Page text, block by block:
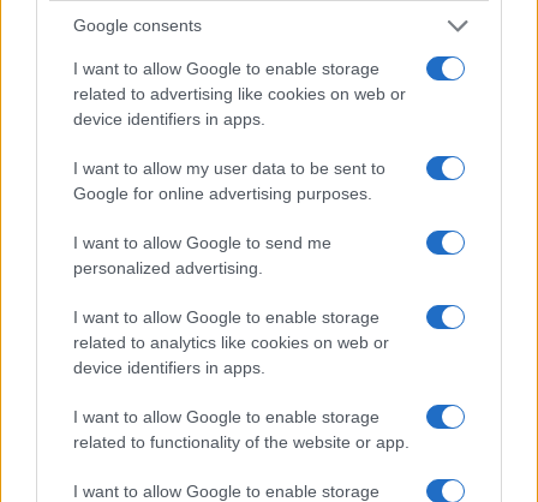
Google consents
I want to allow Google to enable storage
related to advertising like cookies on web or
device identifiers in apps.
I want to allow my user data to be sent to
Google for online advertising purposes.
I want to allow Google to send me
personalized advertising.
I want to allow Google to enable storage
related to analytics like cookies on web or
device identifiers in apps.
I want to allow Google to enable storage
related to functionality of the website or app.
I want to allow Google to enable storage
Limited Edition
SAR
Nincs publikus adat!
N/A = Nincs adat. Legutóbbi frissítés: 2026-07-13 19:00:00
Apple iPhone 15 Pro Max